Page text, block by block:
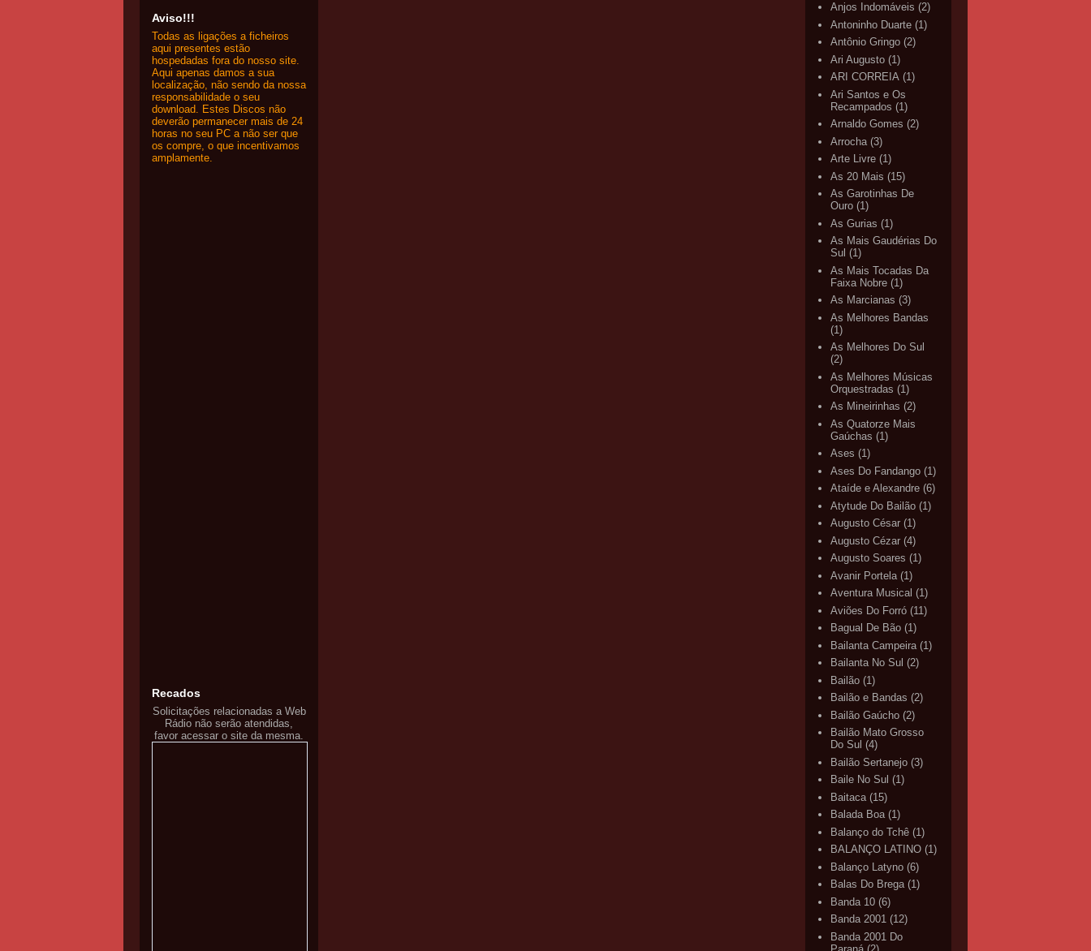
Aviso!!!
Todas as ligações a ficheiros
aqui presentes estão
hospedadas fora do nosso site.
Aqui apenas damos a sua
localização, não sendo da nossa
responsabilidade o seu
download. Estes Discos não
deverão permanecer mais de 24
horas no seu PC a não ser que
os compre, o que incentivamos
amplamente.
Recados
Solicitações relacionadas a Web
Rádio não serão atendidas,
favor acessar o site da mesma.
Anjos Indomáveis (2)
Antoninho Duarte (1)
Antônio Gringo (2)
Ari Augusto (1)
ARI CORREIA (1)
Ari Santos e Os
Recampados (1)
Arnaldo Gomes (2)
Arrocha (3)
Arte Livre (1)
As 20 Mais (15)
As Garotinhas De
Ouro (1)
As Gurias (1)
As Mais Gaudérias Do
Sul (1)
As Mais Tocadas Da
Faixa Nobre (1)
As Marcianas (3)
As Melhores Bandas
(1)
As Melhores Do Sul
(2)
As Melhores Músicas
Orquestradas (1)
As Mineirinhas (2)
As Quatorze Mais
Gaúchas (1)
Ases (1)
Ases Do Fandango (1)
Ataíde e Alexandre (6)
Atytude Do Bailão (1)
Augusto César (1)
Augusto Cézar (4)
Augusto Soares (1)
Avanir Portela (1)
Aventura Musical (1)
Aviões Do Forró (11)
Bagual De Bão (1)
Bailanta Campeira (1)
Bailanta No Sul (2)
Bailão (1)
Bailão e Bandas (2)
Bailão Gaúcho (2)
Bailão Mato Grosso
Do Sul (4)
Bailão Sertanejo (3)
Baile No Sul (1)
Baitaca (15)
Balada Boa (1)
Balanço do Tchê (1)
BALANÇO LATINO (1)
Balanço Latyno (6)
Balas Do Brega (1)
Banda 10 (6)
Banda 2001 (12)
Banda 2001 Do